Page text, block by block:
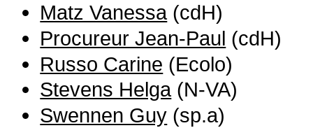
Matz Vanessa(cdH)
Procureur Jean-Paul (cdH)
Russo Carine (Ecolo)
Stevens Helga(N-VA)
Swennen Guy (sp.a)